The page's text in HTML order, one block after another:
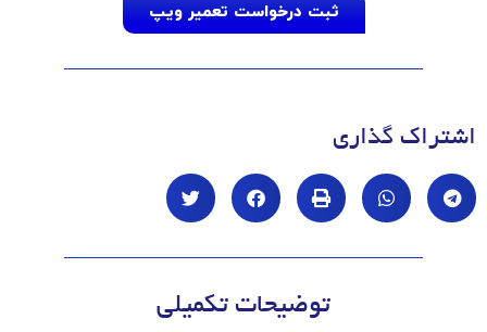
ثبت درخواست تعمیر ویپ
اشتراک گذاری
توضیحات تکمیلی